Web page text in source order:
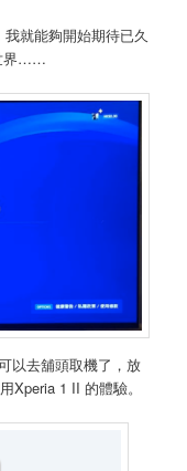
就能夠開始期待已久
界……
以去舖頭取機了，放
1 II 的體驗。